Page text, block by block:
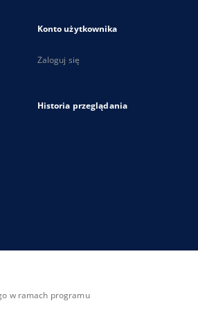
Konto użytkownika
Zaloguj się
Historia przeglądania
w ramach programu